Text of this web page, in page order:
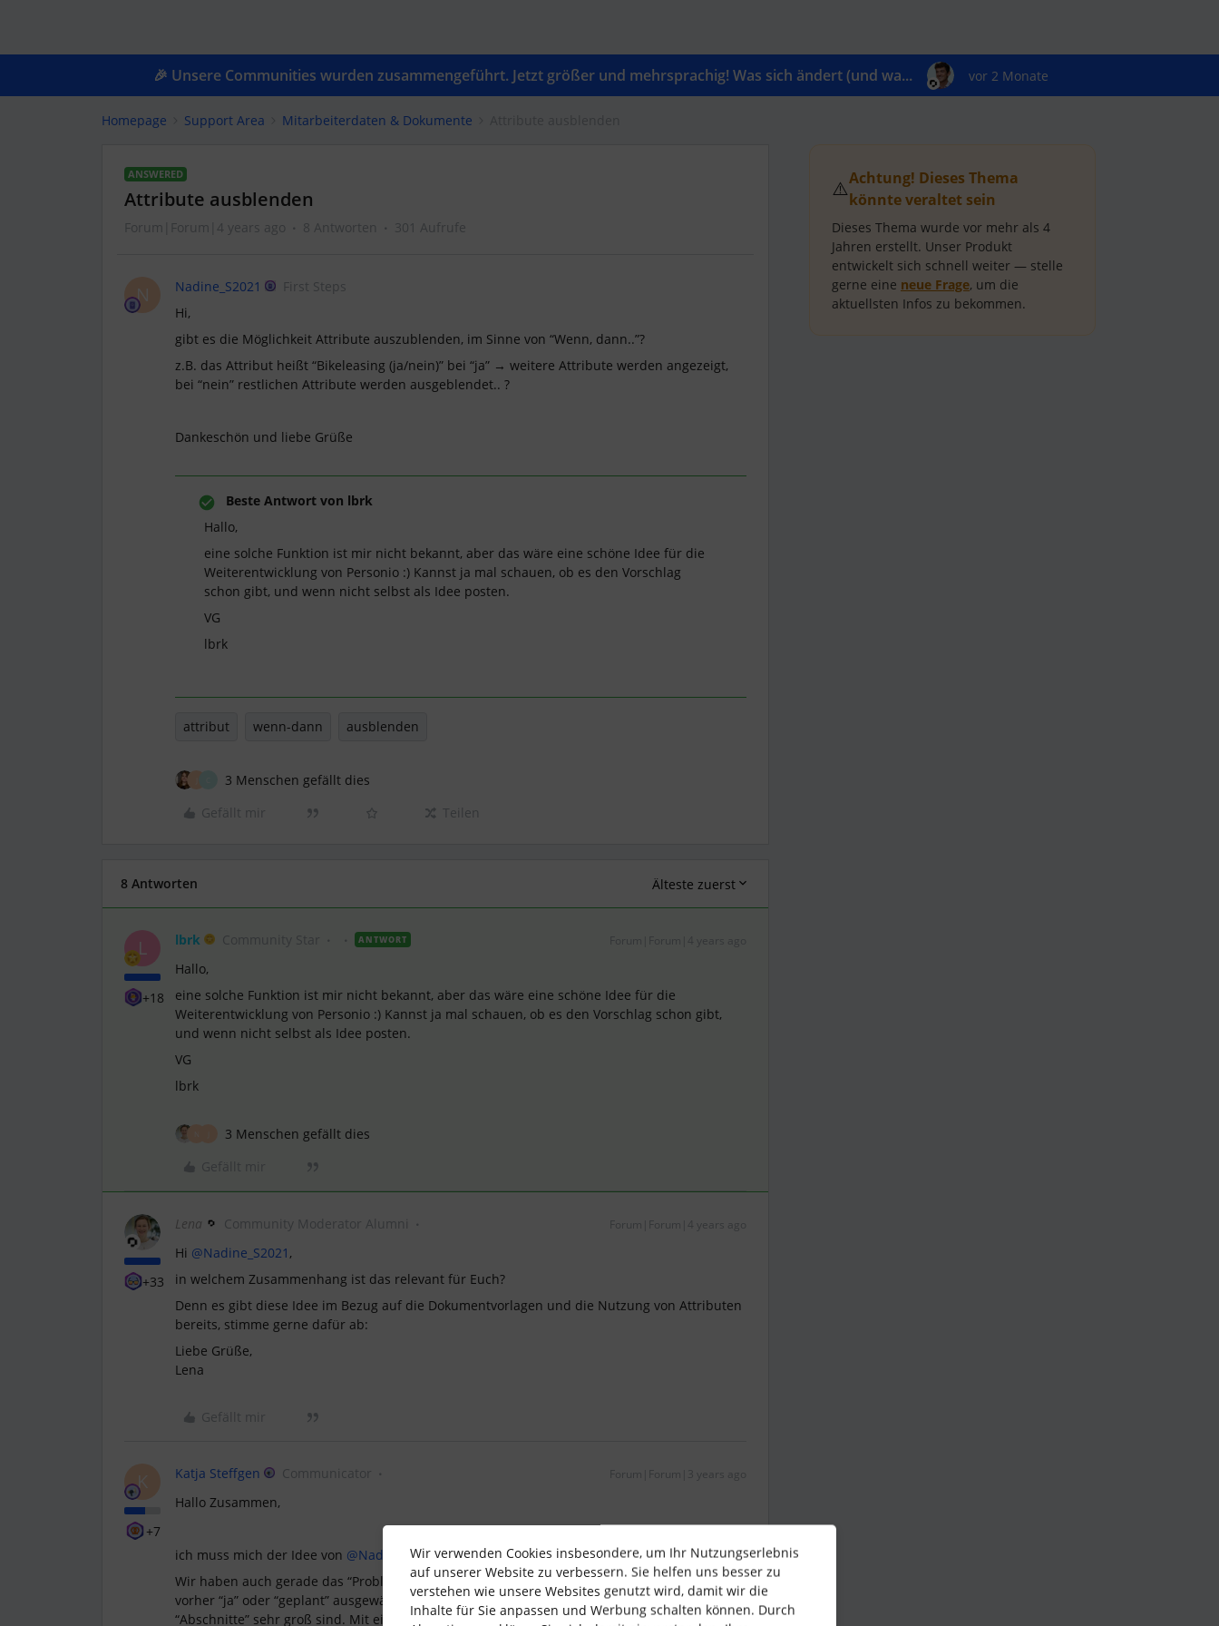
🎉 Unsere Communities wurden zusammengeführt. Jetzt größer und mehrsprachig! Was sich ändert (und wa... vor 2 Monate
Homepage Support Area Mitarbeiterdaten & Dokumente
ANSWERED
Attribute ausblenden
Forum|Forum|4 years ago 8 Antworten 301 Aufrufe
N Nadine_S2021
First Steps
Hi,
gibt es die Möglichkeit Attribute auszublenden, im Sinne von “Wenn, dann..”?
z.B. das Attribut heißt “Bikeleasing (ja/nein)” bei “ja” → weitere Attribute werden angezeigt,
bei “nein” restlichen Attribute werden ausgeblendet.. ?
Dankeschön und liebe Grüße
Beste Antwort von lbrk
Hallo,
eine solche Funktion ist mir nicht bekannt, aber das wäre eine schöne Idee für die
Weiterentwicklung von Personio :) Kannst ja mal schauen, ob es den Vorschlag
schon gibt, und wenn nicht selbst als Idee posten.
VG
lbrk
attribut wenn-dann ausblenden
3 Menschen gefällt dies
Gefällt mir
Teilen
8 Antworten Älteste zuerst
L
+18
lbrk ANTWORT
Hallo,
eine solche Funktion ist mir nicht bekannt, aber das wäre eine schöne Idee für die
Weiterentwicklung von Personio :) Kannst ja mal schauen, ob es den Vorschlag schon gibt,
und wenn nicht selbst als Idee posten.
VG
lbrk
3 Menschen gefällt dies
+33
Lena Community Moderator Alumni Forum|Forum|4 years ago
Hi @Nadine_S2021 ,
in welchem Zusammenhang ist das relevant für Euch?
Denn es gibt diese Idee im Bezug auf die Dokumentvorlagen und die Nutzung von Attributen
bereits, stimme gerne dafür ab:
Liebe Grüße,
Lena
Gefällt mir
K
+7
Katja Steffgen Communicator Forum|Forum|3 years ago
Hallo Zusammen,
ich muss mich der Idee von @Nadine_S2021anschließen.
Wir haben auch gerade das “Problem”, dass gewisse Attribute nur relevant werden, wenn
vorher “ja” oder “geplant” ausgewählt wird. Die hat zur Folge, dass derzeit gewisse
“Abschnitte” sehr groß sind. Mit einer “wenn-dann-Funktion” könnte man dies verschlanken.
⚠️Achtung! Dieses Thema
könnte veraltet sein
Dieses Thema wurde vor mehr als 4
Jahren erstellt. Unser Produkt
entwickelt sich schnell weiter — stelle
gerne eine neue Frage, um die
aktuellsten Infos zu bekommen.
Wir verwenden Cookies insbesondere, um Ihr Nutzungserlebnis
auf unserer Website zu verbessern. Sie helfen uns besser zu
verstehen wie unsere Websites genutzt wird, damit wir die
Inhalte für Sie anpassen und Werbung schalten können. Durch